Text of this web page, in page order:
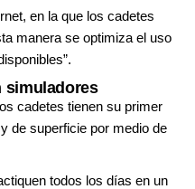
en la que los cadetes
manera se optimiza el uso
simuladores
cadetes tienen su primer
de superficie por medio de
todos los días en un